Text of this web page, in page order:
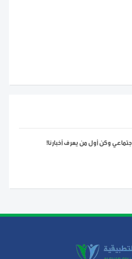
وكن أول من يعرف أخبارنا!